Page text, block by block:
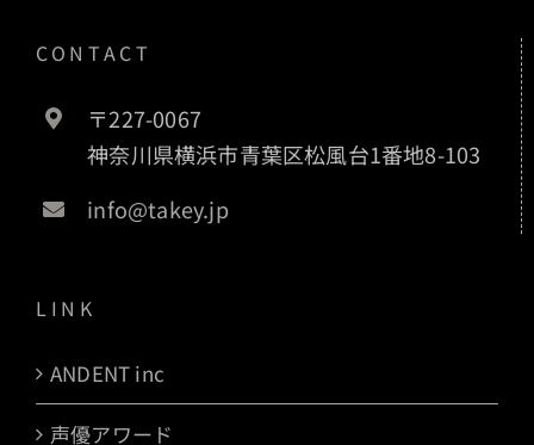
CONTACT
〒227-0067
神奈川県横浜市青葉区松風台1番地8-103
info@takey.jp
LINK
ANDENT inc
声優アワード